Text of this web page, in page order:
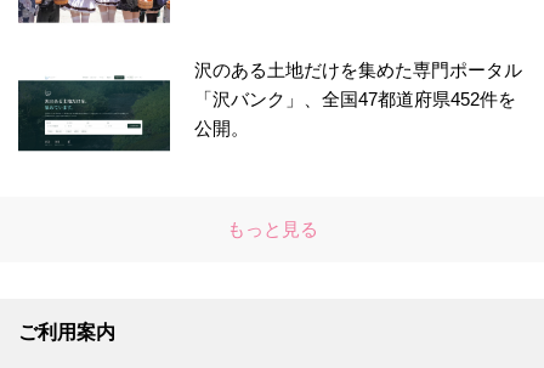
沢のある土地だけを集めた専門ポータル
「沢バンク」、全国47都道府県452件を
公開。
もっと見る
ご利用案内